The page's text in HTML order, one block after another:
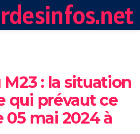
M23 : la situation
qui prévaut ce
mai 2024 à